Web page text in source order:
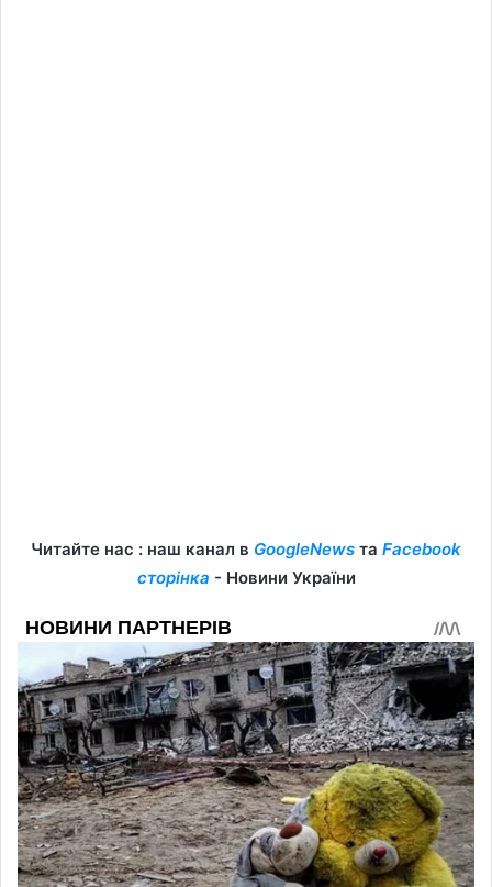
Читайте нас : наш канал в GoogleNews та Facebook
сторінка - Новини України